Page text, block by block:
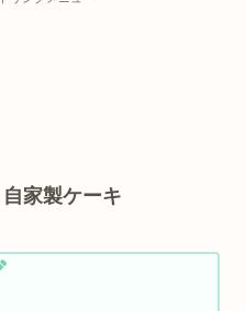
家製ケーキ